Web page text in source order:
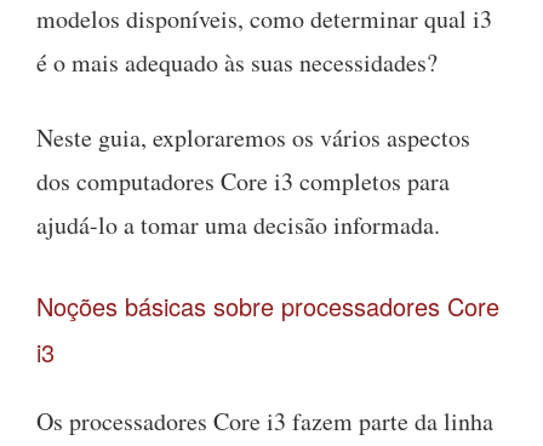
modelos disponíveis, como determinar qual i3
é o mais adequado às suas necessidades?
Neste guia, exploraremos os vários aspectos
dos computadores Core i3 completos para
ajudá-lo a tomar uma decisão informada.
Noções básicas sobre processadores Core
i3
Os processadores Core i3 fazem parte da linha